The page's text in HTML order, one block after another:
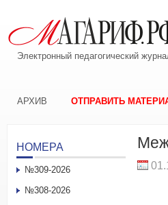
Электронный педагогический
АРХИВ ОТПРАВИТЬ
НОМЕРА
№309-2026
№308-2026